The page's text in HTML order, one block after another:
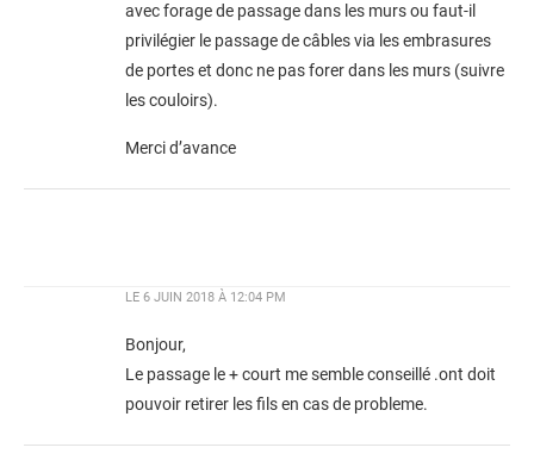
avec forage de passage dans les murs ou faut-il
privilégier le passage de câbles via les embrasures
de portes et donc ne pas forer dans les murs (suivre
les couloirs).
Merci d’avance
LE 6 JUIN 2018 À 12:04 PM
Bonjour,
Le passage le + court me semble conseillé .ont doit
pouvoir retirer les fils en cas de probleme.